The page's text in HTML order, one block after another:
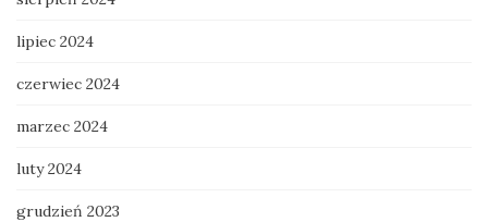
lipiec 2024
czerwiec 2024
marzec 2024
luty 2024
grudzień 2023